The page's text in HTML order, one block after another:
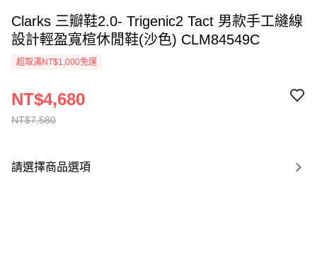
Clarks 三瓣鞋2.0- Trigenic2 Tact 男款手工縫線
設計輕盈寬楦休閒鞋(沙色) CLM84549C
超取滿NT$1,000免運
NT$7,580
NT$4,680
請選擇商品選項